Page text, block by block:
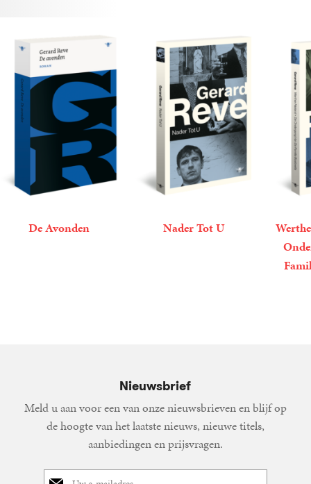
De Avonden
Nader Tot U
Nieuwsbrief
Meld u aan voor een van onze nieuwsbrieven en blijf op
de hoogte van het laatste nieuws, nieuwe titels,
aanbiedingen en prijsvragen.
E-